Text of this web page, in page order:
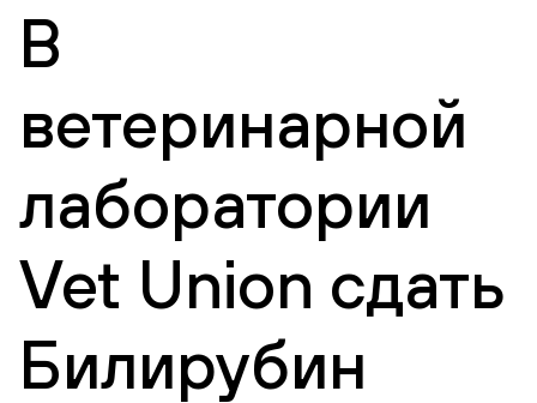
В
ветеринарной
лаборатории
Vet Union сдать
Билирубин